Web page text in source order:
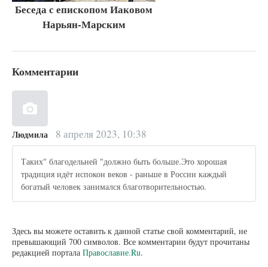
Беседа с епископом Иаковом
Нарьян-Марским
Комментарии
Людмила 8 апреля 2023, 10:38
Таких" благодельней "должно быть больше.Это хорошая
традиция идёт испокон веков - раньше в России каждый
богатый человек занимался благотворительностью.
Здесь вы можете оставить к данной статье свой комментарий, не
превышающий 700 символов. Все комментарии будут прочитаны
редакцией портала Православие.Ru.